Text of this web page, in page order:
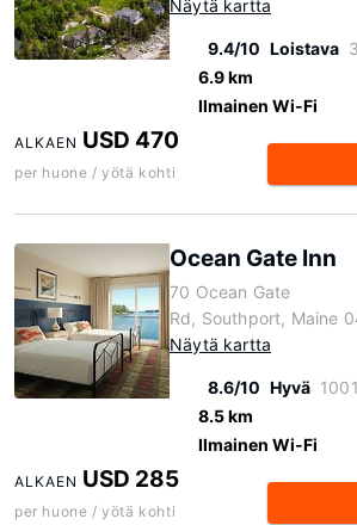
Näytä kartta
9.4/10 Loistava
6.9 km
Ilmainen Wi-Fi
ALKAEN USD 470
per huone / yötä kohti
Ocean Gate Inn
70 Ocean Gate
Rd, Southport, Maine
Näytä kartta
8.6/10 Hyvä
8.5 km
Ilmainen Wi-Fi
ALKAEN USD 285
per huone / yötä kohti